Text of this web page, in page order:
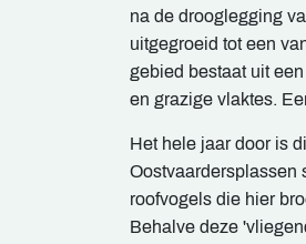
na de drooglegging
uitgegroeid tot een
gebied bestaat uit
en grazige vlaktes.
Het hele jaar door is
Oostvaardersplassen
roofvogels die hier
Behalve deze